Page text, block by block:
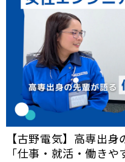
【古野電気】高専出
「仕事・就活・働き